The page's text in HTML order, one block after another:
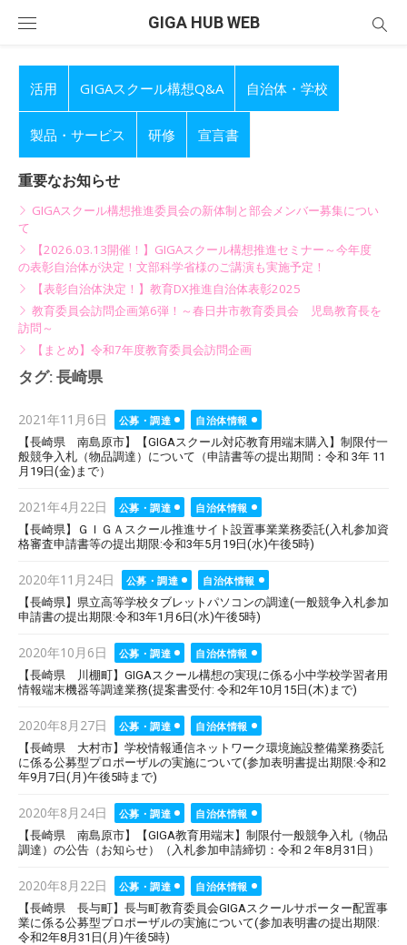
GIGA HUB WEB
活用 GIGAスクール構想Q&A 自治体・学校
製品・サービス 研修 宣言書
重要なお知らせ
GIGAスクール構想推進委員会の新体制と部会メンバー募集につい
て
【2026.03.13開催！】GIGAスクール構想推進セミナー～今年度
の表彰自治体が決定！文部科学省様のご講演も実施予定！
【表彰自治体決定！】教育DX推進自治体表彰2025
教育委員会訪問企画第6弾！～春日井市教育委員会 児島教育長を
訪問～
【まとめ】令和7年度教育委員会訪問企画
タグ: 長崎県
Posted
on
2021年11月6日 公募・調達
自治体情報
【長崎県 南島原市】【GIGAスクール対応教育用端末購入】制限付一
般競争入札（物品調達）について（申請書等の提出期間：令和 3年 11
月19日(金)まで）
Posted
on
2021年4月22日 公募・調達
自治体情報
【長崎県】ＧＩＧＡスクール推進サイト設置事業業務委託(入札参加資
格審査申請書等の提出期限:令和3年5月19日(水)午後5時)
Posted
on
2020年11月24日 公募・調達
自治体情報
【長崎県】県立高等学校タブレットパソコンの調達(一般競争入札参加
申請書の提出期限:令和3年1月6日(水)午後5時)
Posted
on
2020年10月6日 公募・調達
自治体情報
【長崎県 川棚町】GIGAスクール構想の実現に係る小中学校学習者用
情報端末機器等調達業務(提案書受付: 令和2年10月15日(木)まで)
Posted
on
2020年8月27日 公募・調達
自治体情報
【長崎県 大村市】学校情報通信ネットワーク環境施設整備業務委託
に係る公募型プロポーザルの実施について(参加表明書提出期限:令和2
年9月7日(月)午後5時まで)
Posted
on
2020年8月24日 公募・調達
自治体情報
【長崎県 南島原市】【GIGA教育用端末】制限付一般競争入札（物品
調達）の公告（お知らせ）（入札参加申請締切：令和２年8月31日）
Posted
on
2020年8月22日 公募・調達
自治体情報
【長崎県 長与町】長与町教育委員会GIGAスクールサポーター配置事
業に係る公募型プロポーザルの実施について(参加表明書の提出期限:
令和2年8月31日(月)午後5時)